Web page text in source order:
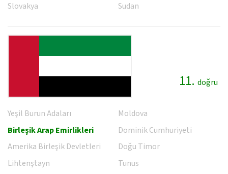
Slovakya
Sudan
11. doğru
Yeşil Burun Adaları
Birleşik Arap Emirlikleri
Amerika Birleşik Devletleri
Lihtenştayn
Moldova
Dominik Cumhuriyeti
Doğu Timor
Tunus